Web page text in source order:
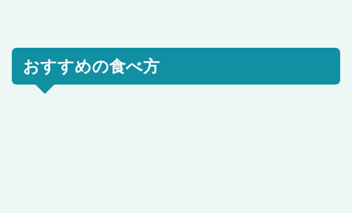
おすすめの食べ方